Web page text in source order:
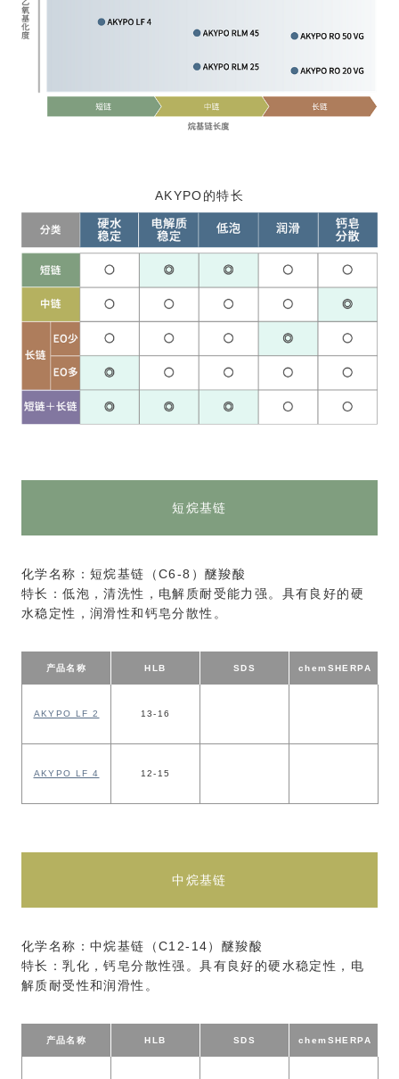
AKYPO的特长
短烷基链
化学名称：短烷基链（C6-8）醚羧酸
特长：低泡，清洗性，电解质耐受能力强。具有良好的硬
水稳定性，润滑性和钙皂分散性。
产品名称 HLB SDS chemSHERPA
AKYPO LF 2 13-16
AKYPO LF 4 12-15
中烷基链
化学名称：中烷基链（C12-14）醚羧酸
特长：乳化，钙皂分散性强。具有良好的硬水稳定性，电
解质耐受性和润滑性。
产品名称 HLB SDS chemSHERPA